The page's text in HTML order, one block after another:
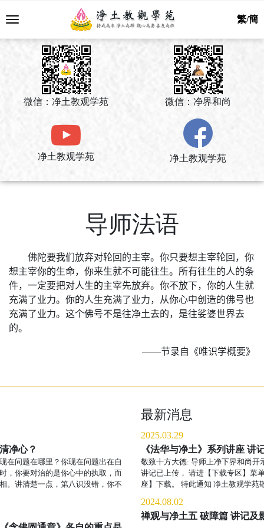
繁/簡
微信：净土教观学苑 微信：净界和尚
净土教观学苑 净土教观学苑
导师法语
佛陀要我们放弃对轮回的主宰。你只要想主宰轮回，你
想主宰你的生命，你来生就不可能往生。所有往生的人的条
件，一定要把对人生的主宰先放弃。你不放下，你的人生就
充满了业力。你的人生充满了业力，从你心中创造的佛号也
充满了业力。这个佛号不是往净土去的，是往娑婆世界去
的。
——节录自《唯识学概要》
最新消息
2025.03.29
《法华与净土》系列讲座 讲
敬致十方大德: 导师上净下界和尚开
讲记已上传， 请进【下载专区】菜
座】下载。 特此通知 净土教观学苑
2024.08.02
禅观与净土五 破障篇 讲记及
净心？
在问题在哪里？你现在问题出在自
，你要对治的是你心中的执取，而
。讲清楚一点，第八识没错，你不